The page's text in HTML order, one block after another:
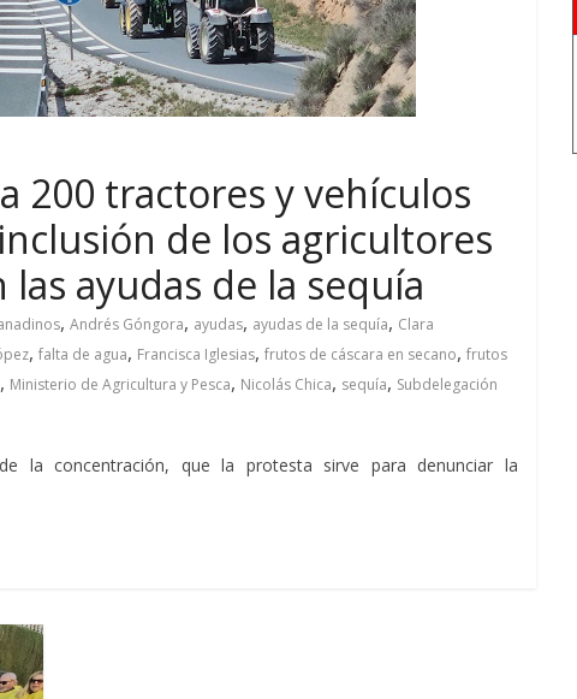
200 tractores y vehículos
de los agricultores
ayudas de la sequía
, Andrés Góngora, ayudas, ayudas de la sequía, Clara
, falta de agua, Francisca Iglesias, frutos de cáscara en secano, frutos
, Ministerio de Agricultura y Pesca, Nicolás Chica, sequía, Subdelegación
la concentración, que la protesta sirve para denunciar la